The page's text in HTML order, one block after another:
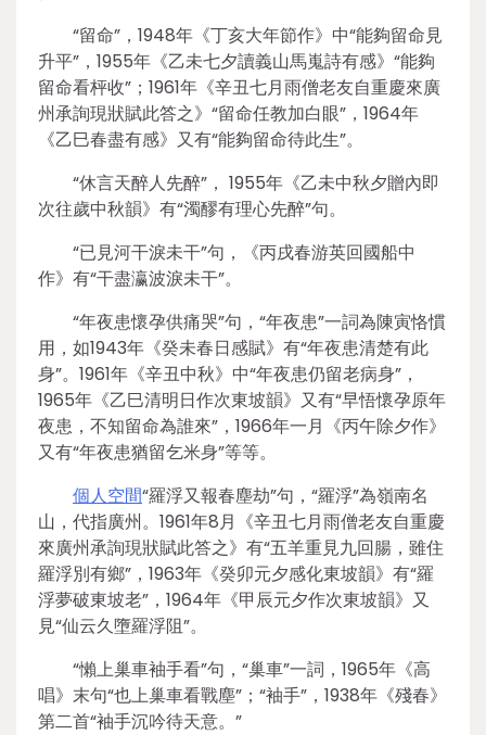
“留命”，1948年《丁亥大年節作》中“能夠留命見
升平”，1955年《乙未七夕讀義山馬嵬詩有感》“能夠
留命看枰收”；1961年《辛丑七月雨僧老友自重慶來廣
州承詢現狀賦此答之》“留命任教加白眼”，1964年
《乙巳春盡有感》又有“能夠留命待此生”。
“休言天醉人先醉”， 1955年《乙未中秋夕贈內即
次往歲中秋韻》有“濁醪有理心先醉”句。
“已見河干淚未干”句，《丙戌春游英回國船中
作》有“干盡瀛波淚未干”。
“年夜患懷孕供痛哭”句，“年夜患”一詞為陳寅恪慣
用，如1943年《癸未春日感賦》有“年夜患清楚有此
身”。1961年《辛丑中秋》中“年夜患仍留老病身”，
1965年《乙巳清明日作次東坡韻》又有“早悟懷孕原年
夜患，不知留命為誰來”，1966年一月《丙午除夕作》
又有“年夜患猶留乞米身”等等。
個人空間“羅浮又報春塵劫”句，“羅浮”為嶺南名
山，代指廣州。1961年8月《辛丑七月雨僧老友自重慶
來廣州承詢現狀賦此答之》有“五羊重見九回腸，雖住
羅浮別有鄉”，1963年《癸卯元夕感化東坡韻》有“羅
浮夢破東坡老”，1964年《甲辰元夕作次東坡韻》又
見“仙云久墮羅浮阻”。
“懶上巢車袖手看”句，“巢車”一詞，1965年《高
唱》末句“也上巢車看戰塵”；“袖手”，1938年《殘春》
第二首“袖手沉吟待天意。”